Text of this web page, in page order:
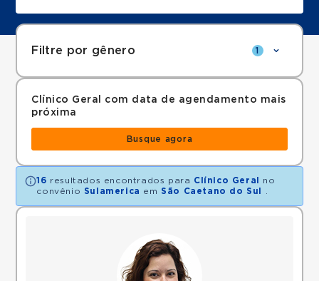
Filtre por gênero 1
Clínico Geral com data de agendamento mais
próxima
Busque agora
16 resultados encontrados para Clínico Geral
no
convênio Sulamerica em São Caetano do Sul